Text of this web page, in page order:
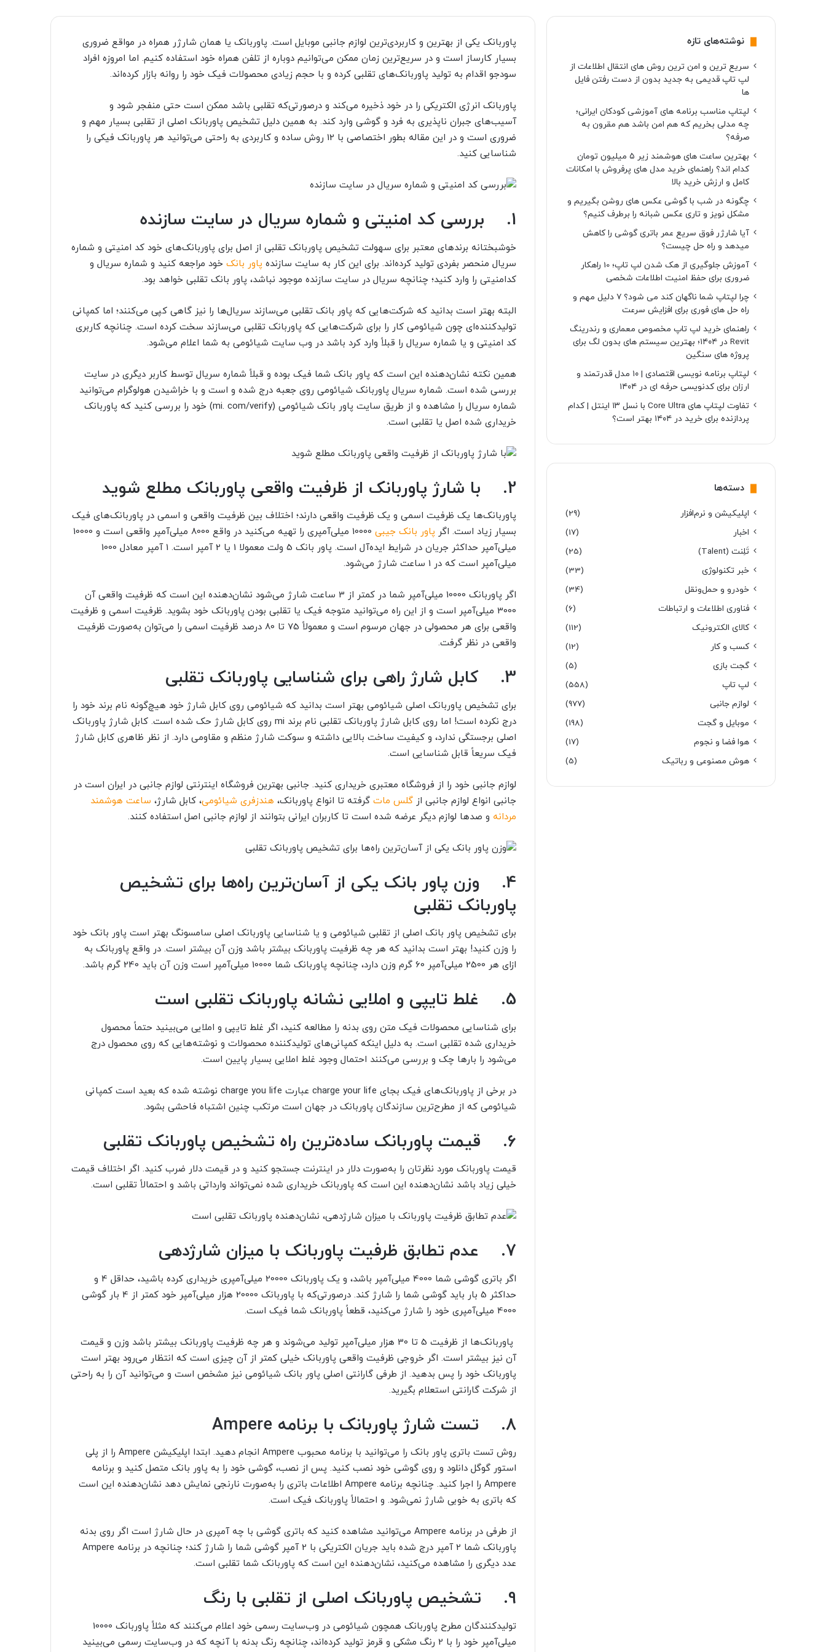
پاوربانک یکی از بهترین و کاربردی‌ترین لوازم جانبی موبایل است. پاوربانک یا همان شارژر همراه در مواقع ضروری
بسیار کارساز است و در سریع‌ترین زمان ممکن می‌توانیم دوباره از تلفن همراه خود استفاده کنیم. اما امروزه افراد
سودجو اقدام به تولید پاوربانک‌های تقلبی کرده و با حجم زیادی محصولات فیک خود را روانه بازار کرده‌اند.
پاوربانک انرژی الکتریکی را در خود ذخیره می‌کند و درصورتی‌که تقلبی باشد ممکن است حتی منفجر شود و
آسیب‌های جبران ناپذیری به فرد و گوشی وارد کند. به همین دلیل تشخیص پاوربانک اصلی از تقلبی بسیار مهم و
ضروری است و در این مقاله بطور اختصاصی با 12 روش ساده و کاربردی به راحتی می‌توانید هر پاوربانک فیکی را
شناسایی کنید.
1. بررسی کد امنیتی و شماره سریال در سایت سازنده
خوشبختانه برند‌های معتبر برای سهولت تشخیص پاوربانک تقلبی از اصل برای پاوربانک‌های خود کد امنیتی و شماره
سریال منحصر بفردی تولید کرده‌اند. برای این کار به سایت سازنده پاور بانک خود مراجعه کنید و شماره سریال و
کد‌امنیتی را وارد کنید؛ چنانچه سریال در سایت سازنده موجود نباشد، پاور بانک تقلبی خواهد بود.
البته بهتر است بدانید که شرکت‌هایی که پاور بانک تقلبی می‌سازند سریال‌ها را نیز گاهی کپی می‌کنند؛ اما کمپانی
تولید‌کننده‌ای چون شیائومی کار را برای شرکت‌هایی که پاوربانک تقلبی می‌سازند سخت کرده است. چنانچه کاربری
کد امنیتی و یا شماره سریال را قبلاً وارد کرد باشد در وب سایت شیائومی به شما اعلام می‌شود.
همین نکته نشان‌دهنده این است که پاور بانک شما فیک بوده و قبلاً شماره سریال توسط کاربر دیگری در سایت
بررسی شده است. شماره سریال پاوربانک شیائومی روی جعبه درج شده و است و با خراشیدن هولوگرام می‌توانید
شماره سریال را مشاهده و از طریق سایت پاور بانک شیائومی (mi. com/verify) خود را بررسی کنید که پاوربانک
خریداری شده اصل یا تقلبی است.
2. با شارژ پاوربانک از ظرفیت واقعی پاوربانک مطلع شوید
پاوربانک‌ها یک ظرفیت اسمی و یک ظرفیت واقعی دارند؛ اختلاف بین ظرفیت واقعی و اسمی در پاوربانک‌های فیک
بسیار زیاد است. اگر پاور بانک جیبی
10000 میلی‌آمپری را تهیه می‌کنید در واقع 8000 میلی‌آمپر واقعی است و 10000
میلی‌آمپر حداکثر جریان در شرایط ایده‌آل است. پاور بانک 5 ولت معمولا 1 یا 2 آمپر است. 1 آمپر معادل 1000
میلی‌آمپر است که در 1 ساعت شارژ می‌شود.
اگر پاوربانک 10000 میلی‌آمپر شما در کمتر از 3 ساعت شارژ می‌شود نشان‌دهنده این است که ظرفیت واقعی آن
3000 میلی‌آمپر است و از این راه می‌توانید متوجه فیک یا تقلبی بودن پاوربانک خود بشوید. ظرفیت اسمی و ظرفیت
واقعی برای هر محصولی در جهان مرسوم است و معمولاً 75 تا 80 درصد ظرفیت اسمی را می‌توان به‌صورت ظرفیت
واقعی در نظر گرفت.
3. کابل شارژ راهی برای شناسایی پاوربانک تقلبی
برای تشخیص پاوربانک اصلی شیائومی بهتر است بدانید که شیائومی روی کابل شارژ خود هیچ‌گونه نام برند خود را
درج نکرده است! اما روی کابل شارژ پاوربانک تقلبی نام برند mi روی کابل شارژ حک شده است. کابل شارژ پاوربانک
اصلی برجستگی ندارد، و کیفیت ساخت بالایی داشته و سوکت شارژ منظم و مقاومی دارد. از نظر ظاهری کابل شارژ
فیک سریعاً قابل شناسایی است.
لوازم جانبی خود را از فروشگاه معتبری خریداری کنید. جانبی بهترین فروشگاه اینترنتی لوازم جانبی در ایران است در
جانبی انواع لوازم جانبی ازگلس مات گرفته تا انواع پاوربانک، هندزفری شیائومی، کابل شارژ، ساعت هوشمند
مردانه و صد‌ها لوازم دیگر عرضه شده است تا کاربران ایرانی بتوانند از لوازم جانبی اصل استفاده کنند.
4.
وزن پاور بانک یکی از آسان‌ترین راه‌ها برای تشخیص
پاوربانک تقلبی
برایتشخیص پاور بانک اصلی از تقلبی شیائومی و یا شناسایی پاوربانک اصلی سامسونگ بهتر است پاور بانک خود
را وزن کنید! بهتر است بدانید که هر چه ظرفیت پاوربانک بیشتر باشد وزن آن بیشتر است. در واقع پاوربانک به
ازای هر 2500 میلی‌آمپر 60 گرم وزن دارد، چنانچه پاوربانک شما 10000 میلی‌آمپر است وزن آن باید 240 گرم باشد.
5. غلط تایپی و املایی نشانه پاوربانک تقلبی است
برای شناسایی محصولات فیک متن روی بدنه را مطالعه کنید، اگر غلط تایپی و املایی می‌بینید حتماً محصول
خریداری شده تقلبی است. به دلیل اینکه کمپانی‌های تولید‌کننده محصولات و نوشته‌هایی که روی محصول درج
می‌شود را بار‌ها چک و بررسی می‌کنند احتمال وجود غلط املایی بسیار پایین است.
در برخی از پاوربانک‌های فیک بجای charge your life عبارت charge you life نوشته شده که بعید است کمپانی
شیائومی که از مطرح‌ترین سازندگان پاوربانک در جهان است مرتکب چنین اشتباه فاحشی بشود.
6. قیمت پاوربانک ساده‌ترین راه تشخیص پاوربانک تقلبی
قیمت پاوربانک مورد نظرتان را به‌صورت دلار در اینترنت جستجو کنید و در قیمت دلار ضرب کنید. اگر اختلاف قیمت
خیلی زیاد باشد نشان‌دهنده این است که پاوربانک خریداری شده نمی‌تواند وارداتی باشد و احتمالاً تقلبی است.
7. عدم تطابق ظرفیت پاوربانک با میزان شارژدهی
اگر باتری گوشی شما 4000 میلی‌آمپر باشد، و یک پاوربانک 20000 میلی‌آمپری خریداری کرده باشید، حداقل 4 و
حداکثر 5 بار باید گوشی شما را شارژ کند. درصورتی‌که با پاوربانک 20000 هزار میلی‌آمپر خود کمتر از 4 بار گوشی
4000 میلی‌آمپری خود را شارژ می‌کنید، قطعاً پاوربانک شما فیک است.
پاوربانک‌ها از ظرفیت 5 تا 30 هزار میلی‌آمپر تولید می‌شوند و هر چه ظرفیت پاوربانک بیشتر باشد وزن و قیمت
آن نیز بیشتر است. اگر خروجی ظرفیت واقعی پاوربانک خیلی کمتر از آن چیزی است که انتظار می‌رود بهتر است
پاوربانک خود را پس بدهید. از طرفیگارانتی اصلی پاور بانک شیائومی نیز مشخص است و می‌توانید آن را به راحتی
از شرکت گارانتی استعلام بگیرید.
8. تست شارژ پاوربانک با برنامهAmpere
روش تست باتری پاور بانک را می‌توانید با برنامه محبوب Ampere انجام دهید. ابتدا اپلیکیشن Ampere را از پلی
استور گوگل دانلود و روی گوشی خود نصب کنید. پس از نصب، گوشی خود را به پاور بانک متصل کنید و برنامه
Ampere را اجرا کنید. چنانچه برنامه Ampere اطلاعات باتری را به‌صورت نارنجی نمایش دهد نشان‌دهنده این است
که باتری به خوبی شارژ نمی‌شود. و احتمالاً پاوربانک فیک است.
از طرفی در برنامه Ampere می‌توانید مشاهده کنید که باتری گوشی با چه آمپری در حال شارژ است اگر روی بدنه
پاوربانک شما 2 آمپر درج شده باید جریان الکتریکی با 2 آمپر گوشی شما را شارژ کند؛ چنانچه در برنامه
Ampere
عدد دیگری را مشاهده می‌کنید، نشان‌دهنده این است که پاوربانک شما تقلبی است.
9. تشخیص پاوربانک اصلی از تقلبی با رنگ
تولیدکنندگان مطرح پاوربانک همچون شیائومی در وب‌سایت رسمی خود اعلام می‌کنند که مثلاً پاوربانک 10000
میلی‌آمپر خود را با 2 رنگ مشکی و قرمز تولید کرده‌اند، چنانچه رنگ بدنه با آنچه که در وب‌سایت رسمی می‌بینید
نوشته‌های تازه
سریع ترین و امن ترین روش های انتقال اطلاعات از
لپ تاپ قدیمی به جدید بدون از دست رفتن فایل
ها
لپتاپ مناسب برنامه های آموزشی کودکان ایرانی؛
چه مدلی بخریم که هم امن باشد هم مقرون به
صرفه؟
بهترین ساعت های هوشمند زیر ۵ میلیون تومان
کدام اند؟ راهنمای خرید مدل های پرفروش با امکانات
کامل و ارزش خرید بالا
چگونه در شب با گوشی عکس های روشن بگیریم و
مشکل نویز و تاری عکس شبانه را برطرف کنیم؟
آیا شارژر فوق سریع عمر باتری گوشی را کاهش
میدهد و راه حل چیست؟
آموزش جلوگیری از هک شدن لپ تاپ؛ 10 راهکار
ضروری برای حفظ امنیت اطلاعات شخصی
چرا لپتاپ شما ناگهان کند می شود؟ ۷ دلیل مهم و
راه حل های فوری برای افزایش سرعت
راهنمای خرید لپ تاپ مخصوص معماری و رندرینگ
Revit در ۱۴۰۴؛ بهترین سیستم های بدون لگ برای
پروژه های سنگین
لپتاپ برنامه نویسی اقتصادی | ۱۰ مدل قدرتمند و
ارزان برای کدنویسی حرفه ای در ۱۴۰۴
تفاوت لپتاپ های Core Ultra با نسل ۱۳ اینتل | کدام
پردازنده برای خرید در ۱۴۰۴ بهتر است؟
دسته‌ها
اپلیکیشن و نرم‌افزار
(29)
اخبار
(17)
تَلِنت (Talent)
(25)
خبر تکنولوژی
(33)
خودرو و حمل‌و‌نقل
(34)
فناوری اطلاعات و ارتباطات
(6)
کالای الکترونیک
(112)
کسب و کار
(12)
گجت بازی
(5)
لپ تاپ
(558)
لوازم جانبی
(977)
موبایل و گجت
(198)
هوا فضا و نجوم
(17)
هوش مصنوعی و رباتیک
(5)